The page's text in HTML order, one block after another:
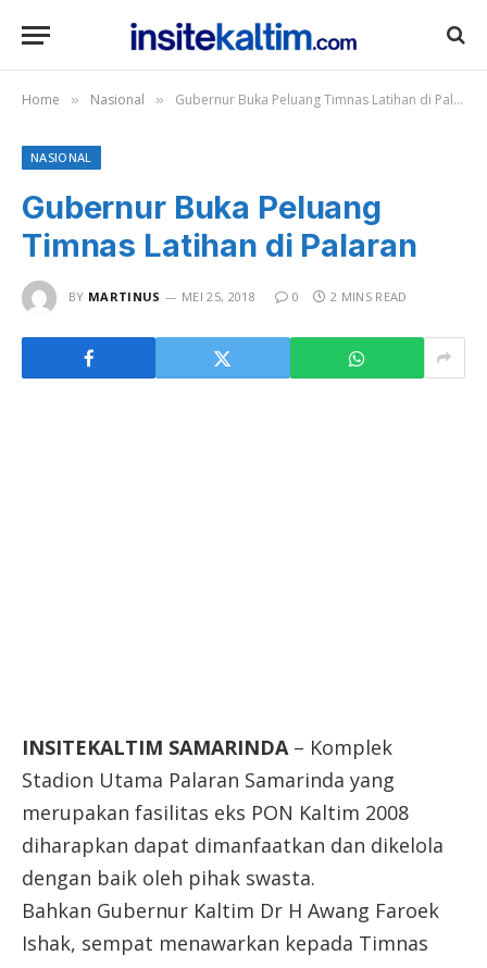
Home » Nasional » Gubernur Buka Peluang Timnas Latihan di Palaran
NASIONAL
Gubernur Buka Peluang
Timnas Latihan di Palaran
BY MARTINUS MEI 25, 2018 0 2 MINS READ
INSITEKALTIM SAMARINDA – Komplek
Stadion Utama Palaran Samarinda yang
merupakan fasilitas eks PON Kaltim 2008
diharapkan dapat dimanfaatkan dan dikelola
dengan baik oleh pihak swasta.
Bahkan Gubernur Kaltim Dr H Awang Faroek
Ishak, sempat menawarkan kepada Timnas